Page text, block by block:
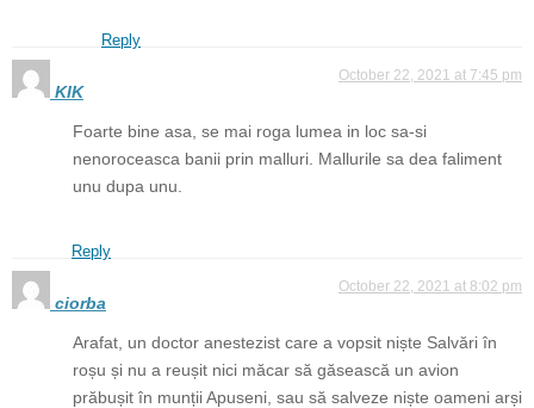
Reply
KIK
October 22, 2021 at 7:45 pm
Foarte bine asa, se mai roga lumea in loc sa-si
nenoroceasca banii prin malluri. Mallurile sa dea faliment
unu dupa unu.
Reply
ciorba
October 22, 2021 at 8:02 pm
Arafat, un doctor anestezist care a vopsit niște Salvări în
roșu și nu a reușit nici măcar să găsească un avion
prăbușit în munții Apuseni, sau să salveze niște oameni arși